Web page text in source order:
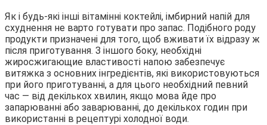
Як і будь-які інші вітамінні коктейлі, імбирний напій для
схуднення не варто готувати про запас. Подібного роду
продукти призначені для того, щоб вживати їх відразу ж
після приготування. З іншого боку, необхідні
жиросжигающие властивості напою забезпечує
витяжка з основних інгредієнтів, які використовуються
при його приготуванні, а для цього необхідний певний
час — від декількох хвилин, якщо мова йде про
запарюванні або заварюванні, до декількох годин при
використанні в рецептурі холодної води.